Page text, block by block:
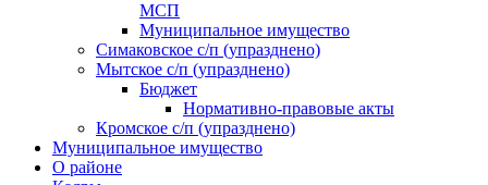
МСП
Муниципальное имущество
Симаковское с/п (упразднено)
Мытское с/п (упразднено)
Бюджет
Нормативно-правовые акты
Кромское с/п (упразднено)
Муниципальное имущество
О районе